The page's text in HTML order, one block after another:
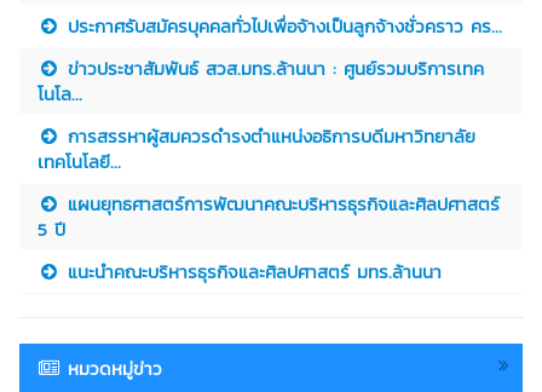
ประกาศรับสมัครบุคคลทั่วไปเพื่อจ้างเป็นลูกจ้างชั่วคราว คร...
ข่าวประชาสัมพันธ์ สวส.มทร.ล้านนา : ศูนย์รวมบริการเทค
โนโล...
การสรรหาผู้สมควรดำรงตำแหน่งอธิการบดีมหาวิทยาลัย
เทคโนโลยี...
แผนยุทธศาสตร์การพัฒนาคณะบริหารธุรกิจและศิลปศาสตร์
5 ปี
แนะนำคณะบริหารธุรกิจและศิลปศาสตร์ มทร.ล้านนา
หมวดหมู่ข่าว